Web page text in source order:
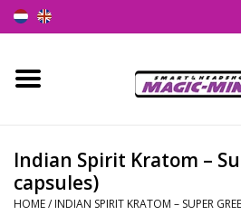
Home
Smartshop
Indian Spirit Kratom –
capsules)
HOME/ INDIAN SPIRIT KRATOM – SUPER